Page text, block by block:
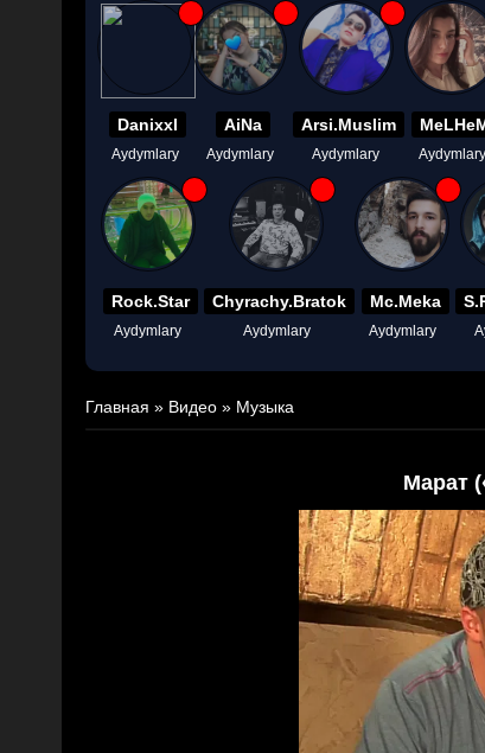
Danixxl
Aydymlary
AiNa
Aydymlary
Arsi.Muslim
Aydymlary Aydymlary
Rock.Star
Aydymlary
Chyrachy.Bratok
Aydymlary
Mc.Meka
Aydymlary
Главная » Видео » Музыка
Марат